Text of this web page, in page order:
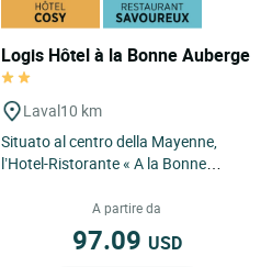
Logis Hôtel à la Bonne Auberge
Laval10 km
Situato al centro della Mayenne,
l’Hotel-Ristorante « A la Bonne
ideale. Un’accoglienza...
A partire da
97.09 USD